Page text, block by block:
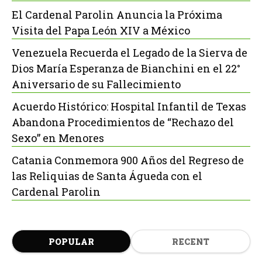
El Cardenal Parolin Anuncia la Próxima
Visita del Papa León XIV a México
Venezuela Recuerda el Legado de la Sierva de
Dios María Esperanza de Bianchini en el 22°
Aniversario de su Fallecimiento
Acuerdo Histórico: Hospital Infantil de Texas
Abandona Procedimientos de “Rechazo del
Sexo” en Menores
Catania Conmemora 900 Años del Regreso de
las Reliquias de Santa Águeda con el
Cardenal Parolin
POPULAR RECENT